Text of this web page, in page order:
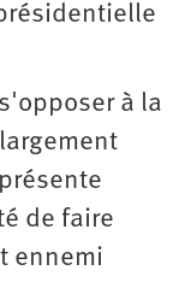
à la
de faire
ennemi